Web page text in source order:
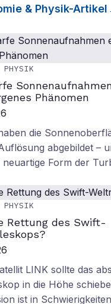
& Physik-Artikel
PHYSIK
Phänomen
die
abgebildet –
Form der
PHYSIK
Rettung des Swift-
LINK sollte das
in die Höhe
ist in